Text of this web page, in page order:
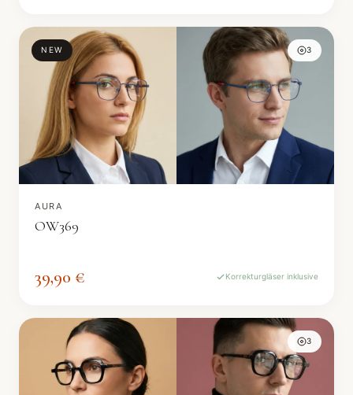
NEW 3
AURA
OW369
39,90 € Korrekturgläser inklusive
3